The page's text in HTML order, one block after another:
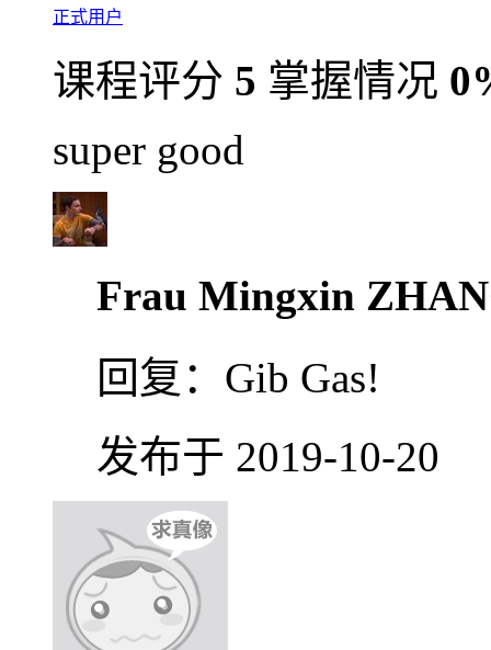
正式用户
课程评分 5 掌握情况
super good
Frau Mingxin
回复： Gib Gas!
发布于 2019-10-20